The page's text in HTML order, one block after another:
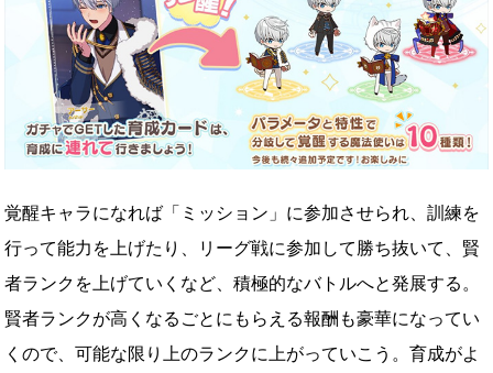
覚醒キャラになれば「ミッション」に参加させられ、訓練を
行って能力を上げたり、リーグ戦に参加して勝ち抜いて、賢
者ランクを上げていくなど、積極的なバトルへと発展する。
賢者ランクが高くなるごとにもらえる報酬も豪華になってい
くので、可能な限り上のランクに上がっていこう。育成がよ